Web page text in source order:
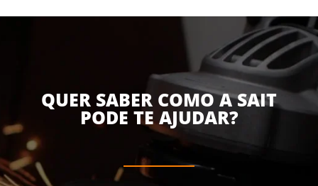
QUER SABER COMO A SAIT
PODE TE AJUDAR?